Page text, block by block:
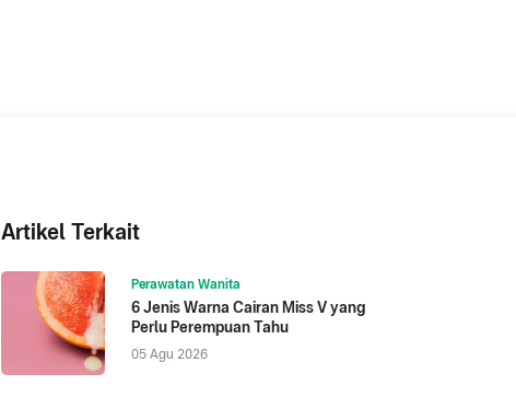
Artikel Terkait
Perawatan Wanita
6 Jenis Warna Cairan Miss V yang
Perlu Perempuan Tahu
05 Agu 2026